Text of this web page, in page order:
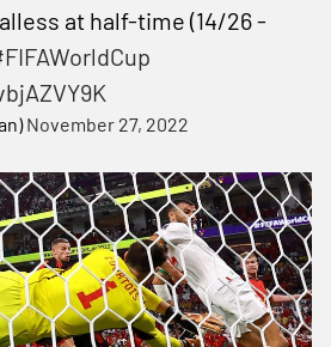
at half-time (14/26 -
November 27, 2022